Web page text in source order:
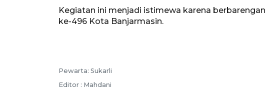
Kegiatan ini menjadi istimewa karena
ke-496 Kota Banjarmasin.
Pewarta: Sukarli
Editor : Mahdani